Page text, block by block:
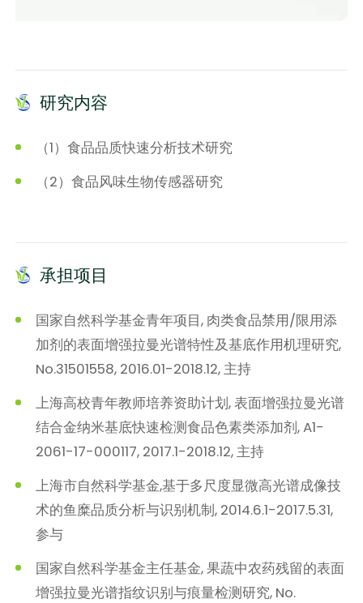
研究内容
（1）食品品质快速分析技术研究
（2）食品风味生物传感器研究
承担项目
国家自然科学基金青年项目, 肉类食品禁用/限用添
加剂的表面增强拉曼光谱特性及基底作用机理研究,
No.31501558, 2016.01-2018.12, 主持
上海高校青年教师培养资助计划, 表面增强拉曼光谱
结合金纳米基底快速检测食品色素类添加剂, A1-
2061-17-000117, 2017.1-2018.12, 主持
上海市自然科学基金,基于多尺度显微高光谱成像技
术的鱼糜品质分析与识别机制, 2014.6.1-2017.5.31,
参与
国家自然科学基金主任基金, 果蔬中农药残留的表面
增强拉曼光谱指纹识别与痕量检测研究, No.